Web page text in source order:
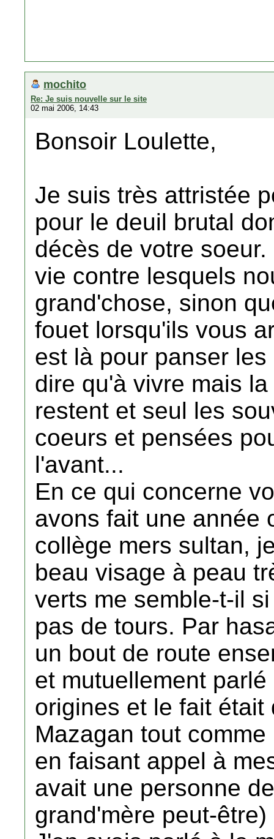
mochito
Re: Je suis nouvelle sur le site
02 mai 2006, 14:43
Bonsoir Loulette,
Je suis très attristée
pour le deuil brutal
décès de votre
vie contre lesquels
grand'chose, sinon
fouet lorsqu'ils vous
est là pour panser
dire qu'à vivre mais
restent et seul les
coeurs et pensées
l'avant...
En ce qui concerne
avons fait une année
collège mers sultan,
beau visage à peau
verts me semble-t-il
pas de tours. Par
un bout de route
et mutuellement
origines et le fait
Mazagan tout
en faisant appel à
avait une personne
grand'mère peut-